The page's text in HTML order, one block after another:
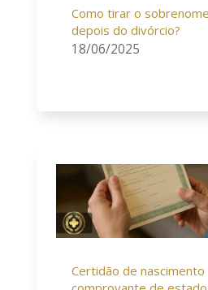
Como tirar o
depois do divórcio?
18/06/2025
Certidão de